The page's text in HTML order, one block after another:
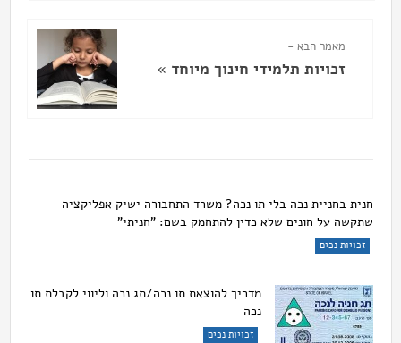
מאמר הבא -
זכויות תלמידי חינוך מיוחד »
חנית בחניית נכה בלי תו נכה? משרד התחבורה ישיק אפליקציה
שתקשה על חונים שלא כדין להתחמק בשם: "חניתי"
זכויות נכים
מדריך להוצאת תו נכה/תג נכה וליווי לקבלת תו
נכה
זכויות נכים